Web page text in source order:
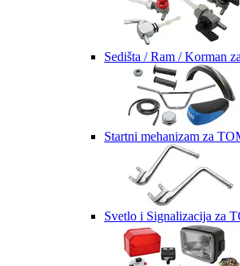
Sedišta / Ram / Korman
Startni mehanizam za
Svetlo i Signalizacija za